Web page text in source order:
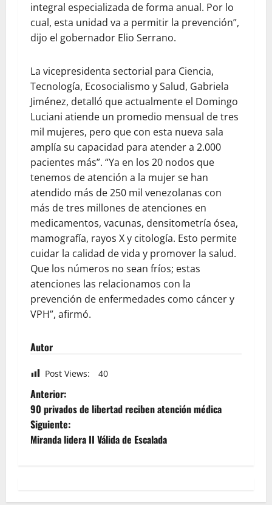
integral especializada de forma anual. Por lo
cual, esta unidad va a permitir la prevención”,
dijo el gobernador Elio Serrano.
La vicepresidenta sectorial para Ciencia,
Tecnología, Ecosocialismo y Salud, Gabriela
Jiménez, detalló que actualmente el Domingo
Luciani atiende un promedio mensual de tres
mil mujeres, pero que con esta nueva sala
amplía su capacidad para atender a 2.000
pacientes más”. “Ya en los 20 nodos que
tenemos de atención a la mujer se han
atendido más de 250 mil venezolanas con
más de tres millones de atenciones en
medicamentos, vacunas, densitometría ósea,
mamografía, rayos X y citología. Esto permite
cuidar la calidad de vida y promover la salud.
Que los números no sean fríos; estas
atenciones las relacionamos con la
prevención de enfermedades como cáncer y
VPH”, afirmó.
Autor
Post Views: 40
Anterior:
90 privados de libertad reciben atención médica
Siguiente:
Miranda lidera II Válida de Escalada